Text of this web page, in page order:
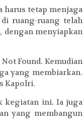
harus tetap menjaga
ruang-ruang telah
dengan menyiapkan
Found. Kemudian
yang membiarkan.
Kapolri.
kegiatan ini. Ia juga
yang membangun